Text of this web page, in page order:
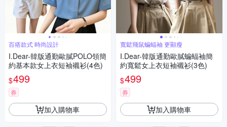
百搭款式 時尚設計
I.Dear-韓版通勤歐膩POLO領簡
約基本款女上衣短袖襯衫(4色)
$499
券
加入購物車
寬鬆飛鼠蝙蝠袖 更顯瘦
I.Dear-韓版通勤歐膩蝙蝠袖簡
約寬鬆女上衣短袖襯衫(3色)
$499
券
加入購物車